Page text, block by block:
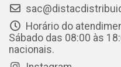
Horário do
Sábado das 08:00 às
nacionais.